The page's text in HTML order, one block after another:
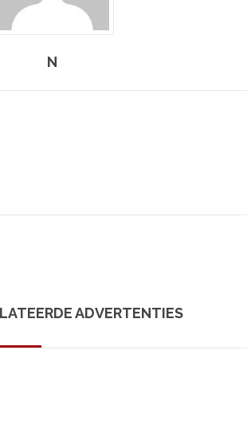
N
ADVERTENTIES